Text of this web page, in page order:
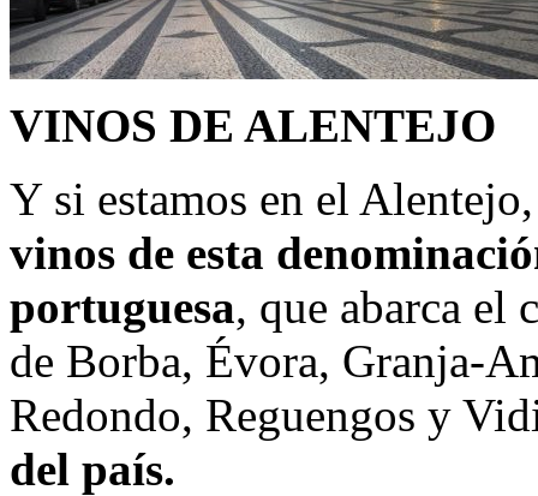
VINOS DE ALENTEJO
Y si estamos en el
vinos de esta
portuguesa, que abarca el
de Borba, Évora, Granja-
Redondo, Reguengos y
del país.